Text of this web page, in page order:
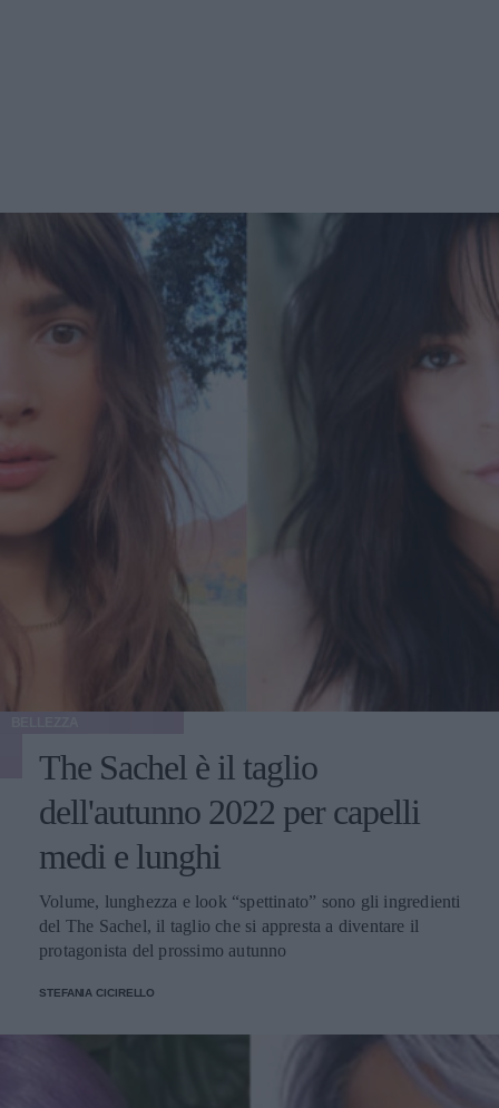
The Sachel è il taglio
dell'autunno 2022 per capelli
medi e lunghi
Volume, lunghezza e look “spettinato” sono gli ingredienti
del The Sachel, il taglio che si appresta a diventare il
protagonista del prossimo autunno
STEFANIA CICIRELLO